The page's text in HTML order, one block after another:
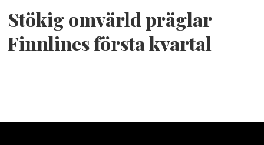
Stökig omvärld präglar
Finnlines första kvartal